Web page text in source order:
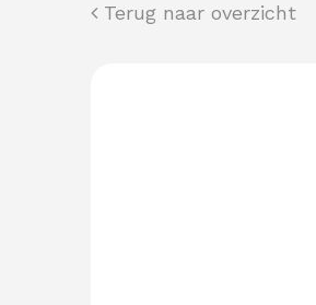
Terug naar overzicht